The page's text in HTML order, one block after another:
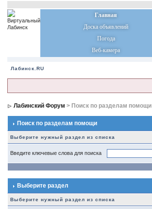
Главная
Доска объявлений
Погода
Веб-камера
Лабинск.RU
Лабинский Форум > Поиск по разделам помощи
Поиск по разделам помощи
Выберите нужный раздел из списка
Введите ключевые слова для поиска
Выберите раздел
Выберите нужный раздел из списка